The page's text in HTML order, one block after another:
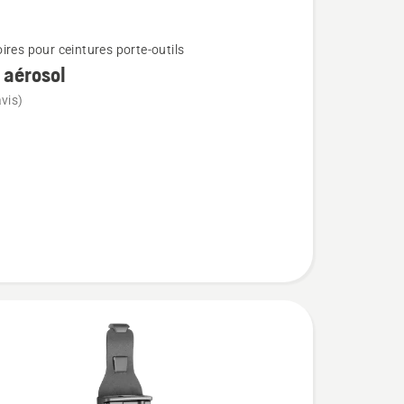
pour ceintures porte-outils